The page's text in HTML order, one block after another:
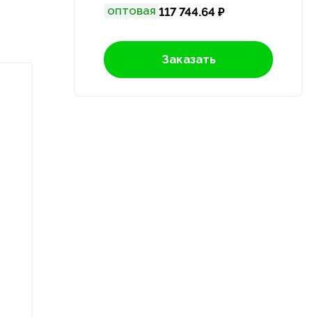
оптовая 117 744.64 ₽
Заказать